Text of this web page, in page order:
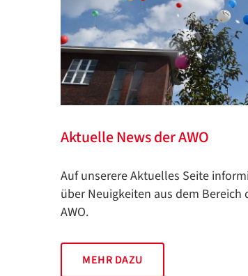
Aktuelle News der AWO
Auf unserere Aktuelles Seite
über Neuigkeiten aus dem Bereich
AWO.
MEHR DAZU